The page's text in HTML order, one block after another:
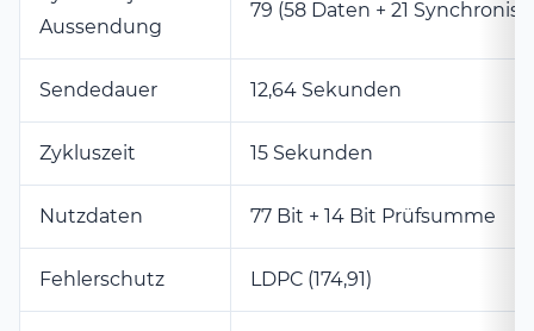
Aussendung
79 (58 Daten + 21
Sendedauer 12,64 Sekunden
Zykluszeit 15 Sekunden
Nutzdaten 77 Bit + 14 Bit Prüfsumme
Fehlerschutz LDPC (174,91)